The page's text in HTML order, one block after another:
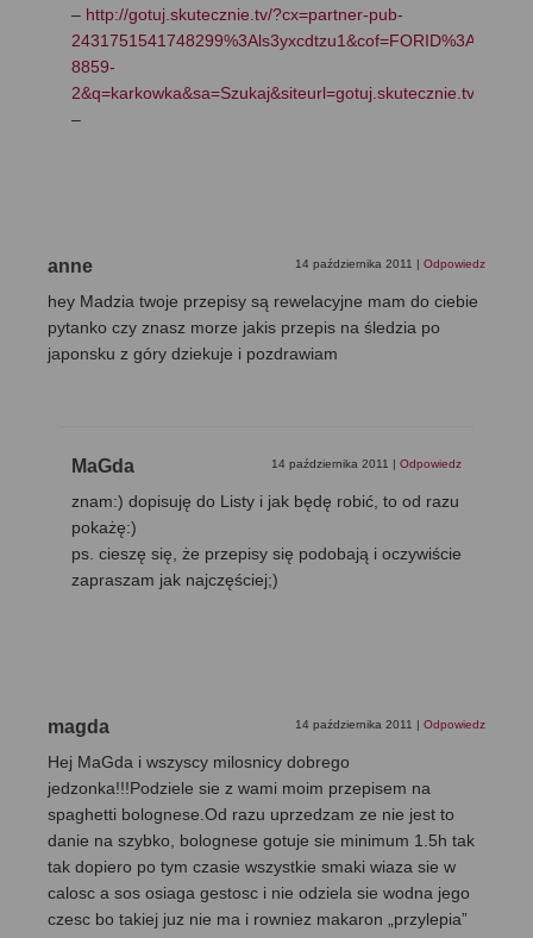
– http://gotuj.skutecznie.tv/?cx=partner-pub-
8859-
–
anne 14 października 2011 Odpowiedz
hey Madzia twoje przepisy są rewelacyjne mam do ciebie
pytanko czy znasz morze jakis przepis na śledzia po
japonsku z góry dziekuje i pozdrawiam
MaGda 14 października 2011 Odpowiedz
znam:) dopisuję do Listy i jak będę robić, to od razu
pokażę:)
ps. cieszę się, że przepisy się podobają i oczywiście
zapraszam jak najczęściej;)
magda 14 października 2011 Odpowiedz
Hej MaGda i wszyscy milosnicy dobrego
jedzonka!!!Podziele sie z wami moim przepisem na
spaghetti bolognese.Od razu uprzedzam ze nie jest to
danie na szybko, bolognese gotuje sie minimum 1.5h tak
tak dopiero po tym czasie wszystkie smaki wiaza sie w
calosc a sos osiaga gestosc i nie odziela sie wodna jego
czesc bo takiej juz nie ma i rowniez makaron „przylepia”